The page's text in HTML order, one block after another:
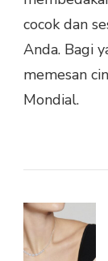
cocok dan
Anda. Bagi
memesan
Mondial.